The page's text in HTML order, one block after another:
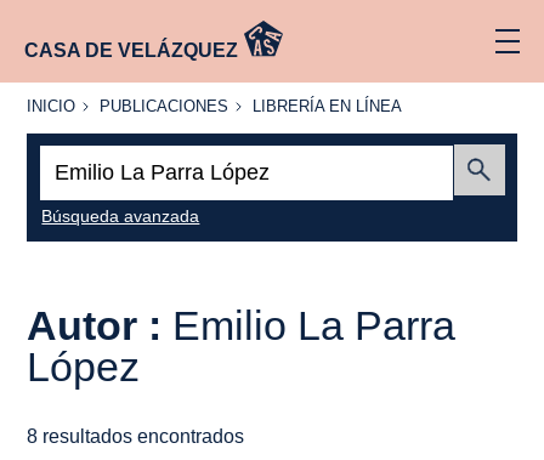
CASA DE VELÁZQUEZ
INICIO
INICIO PUBLICACIONES
PUBLICACIONES
LIBRERÍA
LÍNEA
LIBRERÍA EN LÍNEA
Búsqueda avanzada
Autor : Emilio La Parra
López
8 resultados encontrados